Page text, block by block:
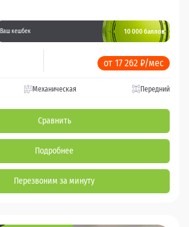
Ваш кешбек 10 000 баллов
от 17 262 ₽/мес
Механическая Передний
Сравнить
Подробнее
Перезвоним за минуту